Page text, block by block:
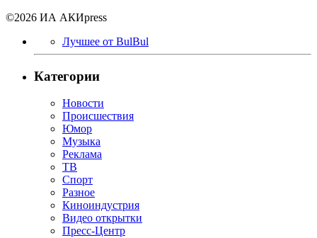
©2026 ИА АКИpress
Лучшее от BulBul
Категории
Новости
Происшествия
Юмор
Музыка
Реклама
ТВ
Спорт
Разное
Киноиндустрия
Видео открытки
Пресс-Центр